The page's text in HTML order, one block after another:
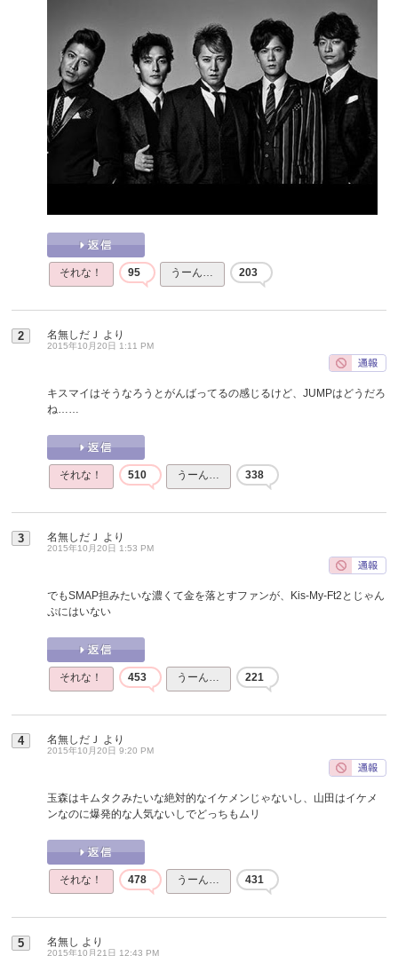
それな！ 95 うーん… 203
2 名無しだＪ より
2015年10月20日 1:11 PM
キスマイはそうなろうとがんばってるの感じるけど、JUMPはどうだろ
ね……
それな！ 510 うーん… 338
3 名無しだＪ より
2015年10月20日 1:53 PM
でもSMAP担みたいな濃くて金を落とすファンが、Kis-My-Ft2とじゃん
ぷにはいない
それな！ 453 うーん… 221
4 名無しだＪ より
2015年10月20日 9:20 PM
玉森はキムタクみたいな絶対的なイケメンじゃないし、山田はイケメ
ンなのに爆発的な人気ないしでどっちもムリ
それな！ 478 うーん… 431
5 名無し より
2015年10月21日 12:43 PM